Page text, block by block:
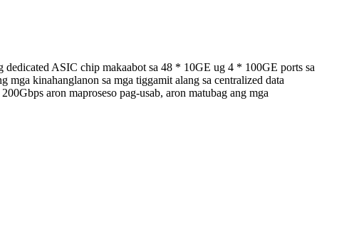
ASIC chip makaabot sa 48 * 10GE ug 4 * 100GE ports sa
mga kinahanglanon sa mga tiggamit alang sa centralized data
aron maproseso pag-usab, aron matubag ang mga